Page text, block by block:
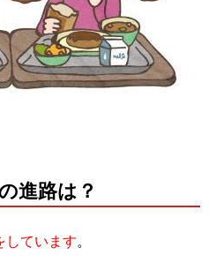
進路は？
しています。